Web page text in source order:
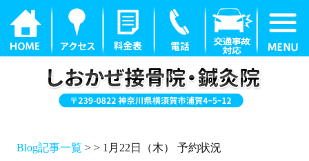
Blog記事一覧 > > 1月22日（木） 予約状況